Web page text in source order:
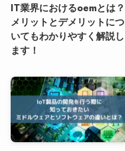
IT業界におけるoemとは？
メリットとデメリットにつ
いてもわかりやすく解説し
ます！